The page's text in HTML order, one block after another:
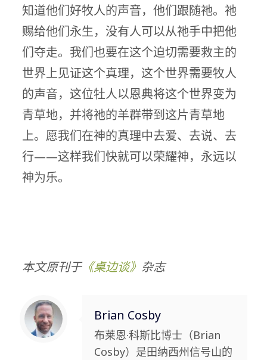
知道他们好牧人的声音，他们跟随祂。祂
赐给他们永生，没有人可以从祂手中把他
们夺走。我们也要在这个迫切需要救主的
世界上见证这个真理，这个世界需要牧人
的声音，这位牡人以恩典将这个世界变为
青草地，并将祂的羊群带到这片青草地
上。愿我们在神的真理中去爱、去说、去
行——这样我们快就可以荣耀神，永远以
神为乐。
本文原刊于《桌边谈》 杂志
Brian Cosby
布莱恩·科斯比博士（Brian
Cosby）是田纳西州信号山的